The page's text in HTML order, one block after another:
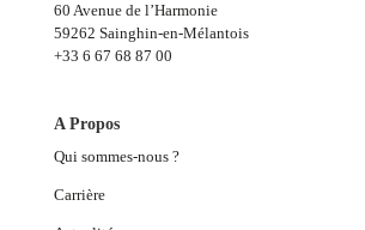
60 Avenue de l’Harmonie
59262 Sainghin-en-Mélantois
+33 6 67 68 87 00
A Propos
Qui sommes-nous ?
Carrière